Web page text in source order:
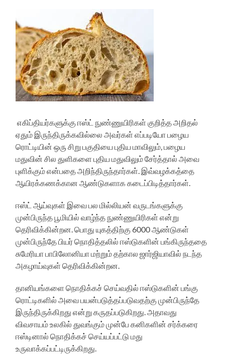
எகிப்தியர்களுக்கு ஈஸ்ட் நுண்ணுயிரிகள் குறித்த அறிதல்
ஏதும் இருந்திருக்கவில்லை அவர்கள் எப்படியோ பழைய
ரொட்டியின் ஒரு சிறு பகுதியை புதிய மாவிலும், பழைய
மதுவின் சில துளிகளை புதிய மதுவிலும் சேர்த்தால் அவை
புளிக்கும் என்பதை அறிந்திருந்தார்கள். இவ்வழக்கத்தை
ஆயிரக்கணக்கான ஆண்டுகளாக கடைப்பிடித்தார்கள்.
ஈஸ்ட் ஆய்வுகள் இவை பல மில்லியன் வருடங்களுக்கு
முன்பிருந்த பூமியில் வாழ்ந்த நுண்ணுயிரிகள் என்று
தெரிவிக்கின்றன. பொது யுகத்திற்கு 6000 ஆண்டுகள்
முன்பிருந்தே பியர் நொதித்தலில் ஈஸ்டுகளின் பங்கிருந்ததை
சுமேரியா பாபிலோனியா மற்றும் தற்கால ஜார்ஜியாவில் நடந்த
அகழாய்வுகள் தெரிவிக்கின்றன.
தானியங்களை நொதிக்கச் செய்வதில் ஈஸ்டுகளின் பங்கு
ரொட்டிகளில் அவை பயன்படுத்தப்படுவதற்கு முன்பிருந்தே
இருந்திருக்கிறது என்று கருதப்படுகிறது. அதாவது
விவசாயம் உலகில் துவங்கும் முன்பே கனிகளின் சர்க்கரை
ஈஸ்டினால் நொதிக்கச் செய்யப்பட்டு மது
உருவாக்கப்பட்டிருக்கிறது.